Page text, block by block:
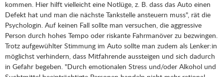
kommen. Hier hilft vielleicht eine Notlüge, z. B. dass das Auto einen
Defekt hat und man die nächste Tankstelle ansteuern muss", rät die
Psychologin. Auf keinen Fall sollte man versuchen, die aggressive
Person durch hohes Tempo oder riskante Fahrmanöver zu bezwingen.
Trotz aufgewühlter Stimmung im Auto sollte man zudem als Lenker:in
möglichst verhindern, dass Mitfahrende aussteigen und sich dadurch
in Gefahr begeben. "Durch emotionalen Stress und/oder Alkohol und